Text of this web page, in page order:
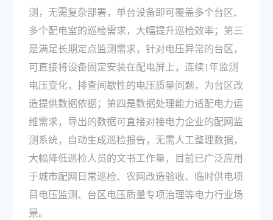
测，无需复杂部署，单台设备即可覆盖多个台区、
多个配电室的巡检需求，大幅提升巡检效率；第三
是满足长期定点监测需求，针对电压异常的台区，
可直接将设备固定安装在配电屏上，连续1年监测
电压变化，排查间歇性的电压质量问题，为台区改
造提供数据依据；第四是数据处理能力适配电力运
维需求，导出的数据可直接对接电力企业的配网监
测系统，自动生成巡检报告，无需人工整理数据，
大幅降低巡检人员的文书工作量，目前已广泛应用
于城市配网日常巡检、农网改造验收、临时供电项
目电压监测、台区电压质量专项治理等电力行业场
景。